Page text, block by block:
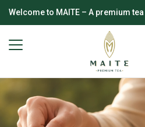
Welcome to MAITE – A premium tea